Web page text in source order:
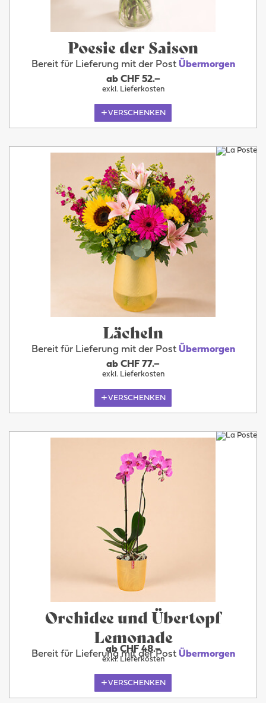
Poesie der Saison
Bereit für Lieferung mit der Post Übermorgen
ab CHF 52.–
exkl. Lieferkosten
VERSCHENKEN
Lächeln
Bereit für Lieferung mit der Post Übermorgen
ab CHF 77.–
exkl. Lieferkosten
VERSCHENKEN
Orchidee und Übertopf
Lemonade
Bereit für Lieferung mit der Post Übermorgen
ab CHF 48.–
exkl. Lieferkosten
VERSCHENKEN